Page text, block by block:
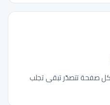
كل صفحة تتصدّر تبقى تجلب